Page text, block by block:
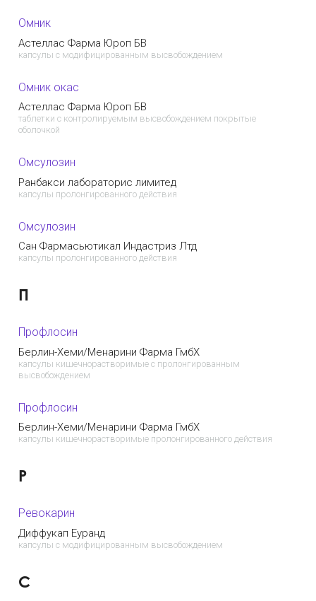
Омник
Астеллас Фарма Юроп БВ
капсулы с модифицированным высвобождением
Омник окас
Астеллас Фарма Юроп БВ
таблетки с контролируемым высвобождением покрытые
оболочкой
Омсулозин
Ранбакси лабораторис лимитед
капсулы пролонгированного действия
Омсулозин
Сан Фармасьютикал Индастриз Лтд
капсулы пролонгированного действия
П
Профлосин
Берлин-Хеми/Менарини Фарма ГмбХ
капсулы кишечнорастворимые с пролонгированным
высвобождением
Профлосин
Берлин-Хеми/Менарини Фарма ГмбХ
капсулы кишечнорастворимые пролонгированного действия
Р
Ревокарин
Диффукап Еуранд
капсулы с модифицированным высвобождением
С